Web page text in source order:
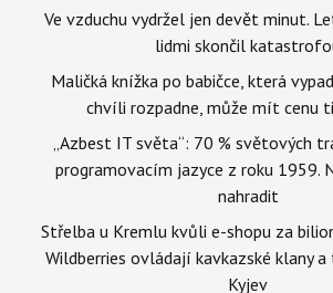
Ve vzduchu vydržel jen devět minut.
lidmi skončil
Maličká knížka po babičce, která
chvíli rozpadne, může mít cenu
„Azbest IT světa“: 70 % světových
programovacím jazyce z roku 1959.
nahradit
Střelba u Kremlu kvůli e-shopu za
Wildberries ovládají kavkazské klany
Kyjev